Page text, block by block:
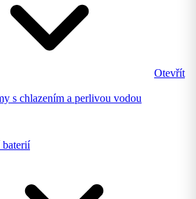
Otevřít
s chlazením a perlivou vodou
baterií